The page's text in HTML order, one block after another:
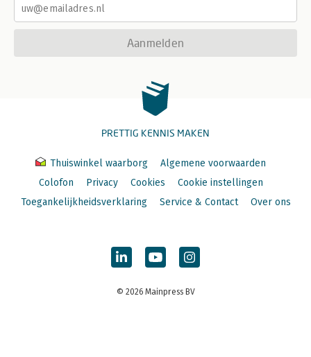
Aanmelden
PRETTIG KENNIS MAKEN
Thuiswinkel waarborg
Algemene voorwaarden
Colofon
Privacy Cookies
Cookie instellingen
Toegankelijkheidsverklaring
Service & Contact Over ons
© 2026 Mainpress BV